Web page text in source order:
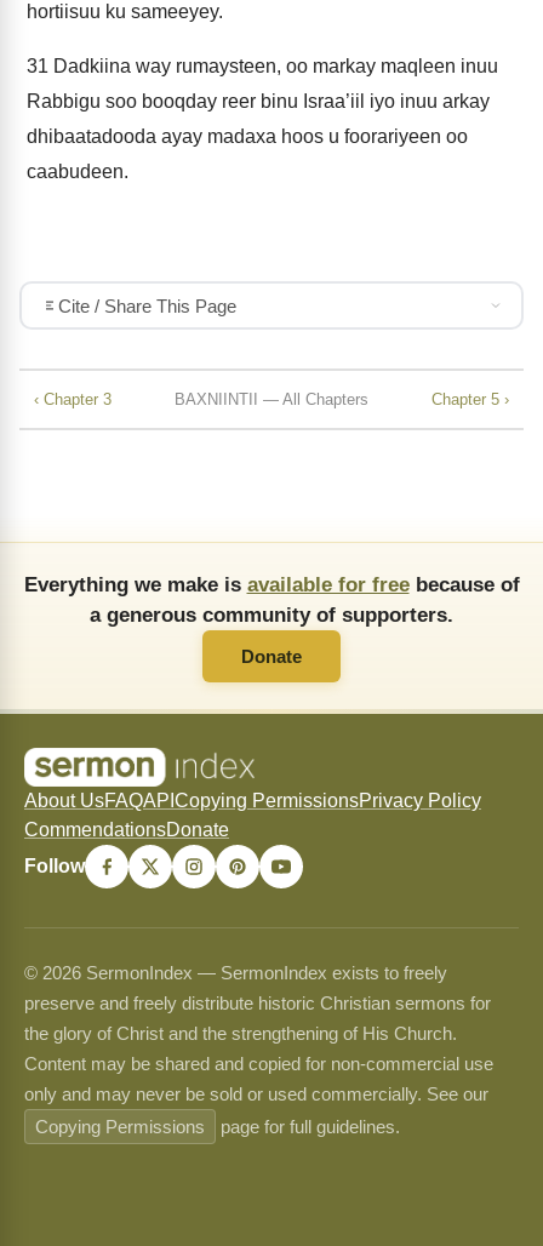
hortiisuu ku sameeyey.
31 Dadkiina way rumaysteen, oo markay maqleen inuu
Rabbigu soo booqday reer binu Israa’iil iyo inuu arkay
dhibaatadooda ayay madaxa hoos u foorariyeen oo
caabudeen.
Cite / Share This Page
‹ Chapter 3 BAXNIINTII — All Chapters Chapter 5 ›
Everything we make is available for freebecause of
a generous community of supporters.
Donate
About UsFAQAPI Copying PermissionsPrivacy Policy
CommendationsDonate
Follow
© 2026 SermonIndex — SermonIndex exists to freely
preserve and freely distribute historic Christian sermons for
the glory of Christ and the strengthening of His Church.
Content may be shared and copied for non-commercial use
only and may never be sold or used commercially. See our
Copying Permissions
page for full guidelines.